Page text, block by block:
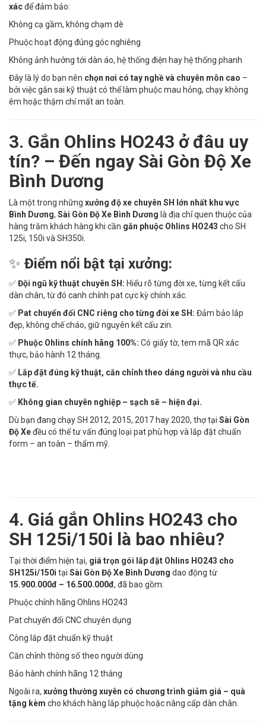
xácđể đảm bảo:
Không cạ gầm, không chạm dè
Phuộc hoạt động đúng góc nghiêng
Không ảnh hưởng tới dàn áo, hệ thống điện hay hệ thống phanh
Đây là lý do bạn nên chọn nơi có tay nghề và chuyên môn cao –
bởi việc gắn sai kỹ thuật có thể làm phuộc mau hỏng, chạy không
êm hoặc thậm chí mất an toàn.
3. Gắn Ohlins HO243 ở đâu uy
tín? – Đến ngay Sài Gòn Độ Xe
Bình Dương
Là một trong những xưởng độ xe chuyên SH lớn nhất khu vực
Bình Dương, Sài Gòn Độ Xe Bình Dương là địa chỉ quen thuộc của
hàng trăm khách hàng khi cần gắn phuộc Ohlins HO243 cho SH
125i, 150i và SH350i.
✨ Điểm nổi bật tại xưởng:
✅Đội ngũ kỹ thuật chuyên SH: Hiểu rõ từng đời xe, từng kết cấu
dàn chân, từ đó canh chỉnh pat cực kỳ chính xác.
✅ Pat chuyển đổi CNC riêng cho từng đời xe SH: Đảm bảo lắp
đẹp, không chế cháo, giữ nguyên kết cấu zin.
✅ Phuộc Ohlins chính hãng 100%: Có giấy tờ, tem mã QR xác
thực, bảo hành 12 tháng.
✅ Lắp đặt đúng kỹ thuật, căn chỉnh theo dáng người và nhu cầu
thực tế.
✅ Không gian chuyên nghiệp – sạch sẽ – hiện đại.
Dù bạn đang chạy SH 2012, 2015, 2017 hay 2020, thợ tại Sài Gòn
Độ Xeđều có thể tư vấn đúng loại pat phù hợp và lắp đặt chuẩn
form – an toàn – thẩm mỹ.
4. Giá gắn Ohlins HO243 cho
SH 125i/150i là bao nhiêu?
Tại thời điểm hiện tại, giá trọn gói lắp đặt Ohlins HO243 cho
SH125i/150i tại Sài Gòn Độ Xe Bình Dương dao động từ
15.900.000đ – 16.500.000đ, đã bao gồm:
Phuộc chính hãng Ohlins HO243
Pat chuyển đổi CNC chuyên dụng
Công lắp đặt chuẩn kỹ thuật
Căn chỉnh thông số theo người dùng
Bảo hành chính hãng 12 tháng
Ngoài ra, xưởng thường xuyên có chương trình giảm giá – quà
tặng kèm cho khách hàng lắp phuộc hoặc nâng cấp dàn chân.